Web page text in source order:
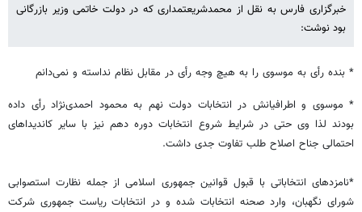
خبرگزاری فارس به نقل از محمدشریعتمداری که در دولت خاتمی وزیر بازرگانی
بود نوشت:
* بنده رأی به موسوی را به هیچ وجه رأی در مقابل نظام نداسته و نمی‌دانم
* موسوی و اطرافیانش در انتخابات دولت نهم به محمود احمدی‌نژاد رأی داده
بودند لذا وی حتی در شرایط شروع انتخابات دوره دهم نیز با سایر کاندیداهای
احتمالی جناح اصلاح طلب تفاوت جدی داشت.
*نامزدهای انتخاباتی با قبول قوانین جمهوری اسلامی از جمله نظارت استصوابی
شورای نگهبان، وارد صحنه انتخابات شده و در انتخابات ریاست جمهوری شرکت